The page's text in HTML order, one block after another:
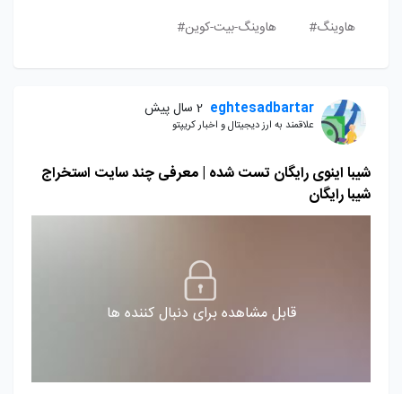
هاوینگ# هاوینگ-بیت-کوین#
eghtesadbartar 2 سال پیش
علاقمند به ارز دیجیتال و اخبار کریپتو
شیبا اینوی رایگان تست شده | معرفی چند سایت استخراج
شیبا رایگان
قابل مشاهده برای دنبال کننده ها